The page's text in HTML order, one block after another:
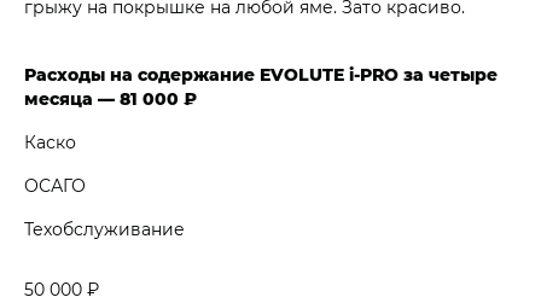
грыжу на покрышке на любой яме. Зато красиво.
Расходы на содержание EVOLUTE i‑PRO за четыре
месяца — 81 000 ₽
Каско
ОСАГО
Техобслуживание
50 000 ₽